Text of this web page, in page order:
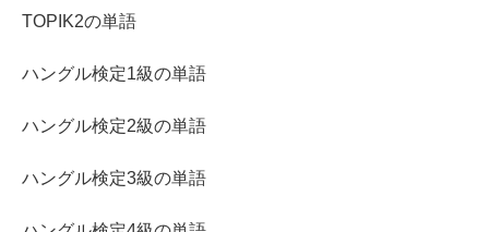
TOPIK2の単語
ハングル検定1級の単語
ハングル検定2級の単語
ハングル検定3級の単語